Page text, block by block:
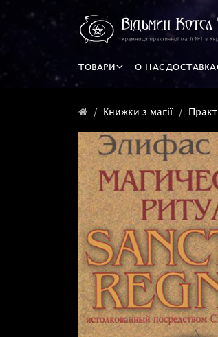
ТОВАРИ О НАСДОСТАВКА
Книжки з магії